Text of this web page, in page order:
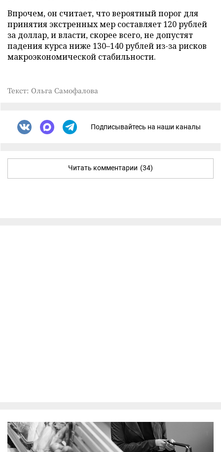
Впрочем, он считает, что вероятный порог для
принятия экстренных мер составляет 120 рублей
за доллар, и власти, скорее всего, не допустят
падения курса ниже 130–140 рублей из-за рисков
макроэкономической стабильности.
Текст: Ольга Самофалова
Подписывайтесь на наши каналы
Читать комментарии (34)